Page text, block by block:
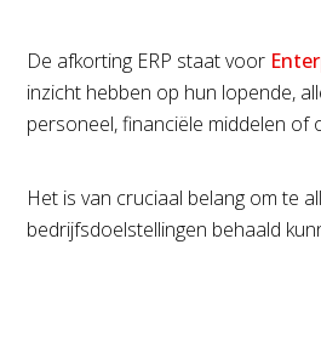
De afkorting ERP staat voor
inzicht hebben op hun lopende,
personeel, financiële middelen of
Het is van cruciaal belang om te
bedrijfsdoelstellingen behaald